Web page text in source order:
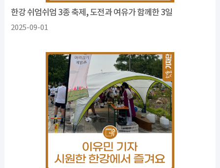
한강 쉬엄쉬엄 3종 축제, 도전과 여유가 함께한 3일
2025-09-01